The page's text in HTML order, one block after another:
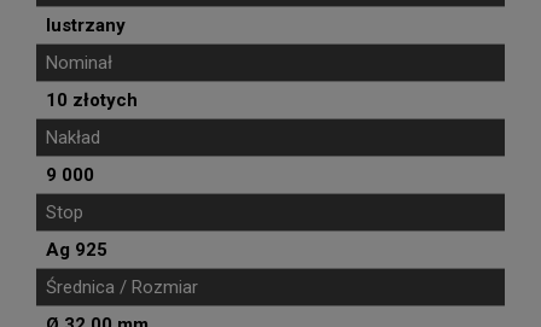
lustrzany
Nominał
10 złotych
Nakład
9 000
Stop
Ag 925
Średnica / Rozmiar